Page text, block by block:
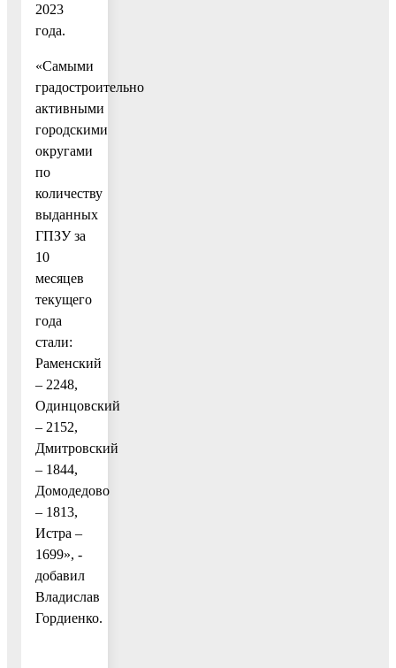
2023
года.
«Самыми
градостроительно
активными
городскими
округами
по
количеству
выданных
ГПЗУ за
10
месяцев
текущего
года
стали:
Раменский
– 2248,
Одинцовский
– 2152,
Дмитровский
– 1844,
Домодедово
– 1813,
Истра –
1699», -
добавил
Владислав
Гордиенко.